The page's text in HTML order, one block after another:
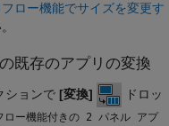
フロー機能でサイズを変更す
既存のアプリの変換
ションで [変換]
ドロッ
ロー機能付きの 2 パネル アプ